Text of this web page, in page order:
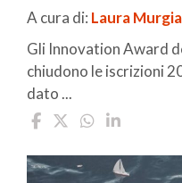
A cura di: Laura Murgia
Gli Innovation Award
chiudono le iscrizioni
dato ...